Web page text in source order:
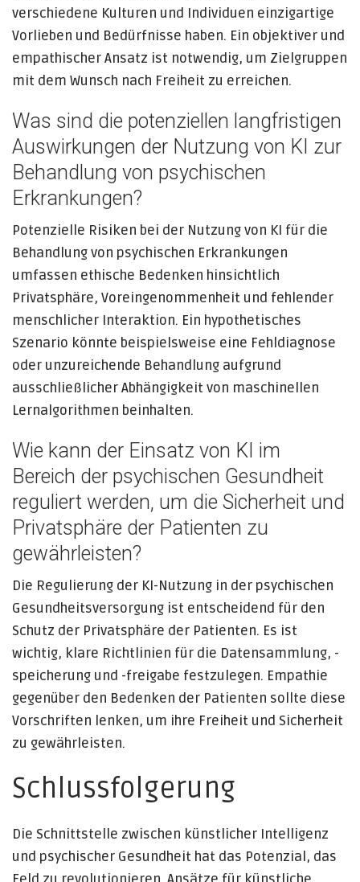
verschiedene Kulturen und Individuen einzigartige
Vorlieben und Bedürfnisse haben. Ein objektiver und
empathischer Ansatz ist notwendig, um Zielgruppen
mit dem Wunsch nach Freiheit zu erreichen.
Was sind die potenziellen langfristigen
Auswirkungen der Nutzung von KI zur
Behandlung von psychischen
Erkrankungen?
Potenzielle Risiken bei der Nutzung von KI für die
Behandlung von psychischen Erkrankungen
umfassen ethische Bedenken hinsichtlich
Privatsphäre, Voreingenommenheit und fehlender
menschlicher Interaktion. Ein hypothetisches
Szenario könnte beispielsweise eine Fehldiagnose
oder unzureichende Behandlung aufgrund
ausschließlicher Abhängigkeit von maschinellen
Lernalgorithmen beinhalten.
Wie kann der Einsatz von KI im
Bereich der psychischen Gesundheit
reguliert werden, um die Sicherheit und
Privatsphäre der Patienten zu
gewährleisten?
Die Regulierung der KI-Nutzung in der psychischen
Gesundheitsversorgung ist entscheidend für den
Schutz der Privatsphäre der Patienten. Es ist
wichtig, klare Richtlinien für die Datensammlung, -
speicherung und -freigabe festzulegen. Empathie
gegenüber den Bedenken der Patienten sollte diese
Vorschriften lenken, um ihre Freiheit und Sicherheit
zu gewährleisten.
Schlussfolgerung
Die Schnittstelle zwischen künstlicher Intelligenz
und psychischer Gesundheit hat das Potenzial, das